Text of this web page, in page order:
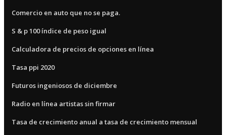
Comercio en auto que no se paga.
S & p 100 índice de peso igual
Calculadora de precios de opciones en línea
Tasa ppi 2020
Futuros ingeniosos de diciembre
Radio en línea artistas sin firmar
Tasa de crecimiento anual a tasa de crecimiento mensual